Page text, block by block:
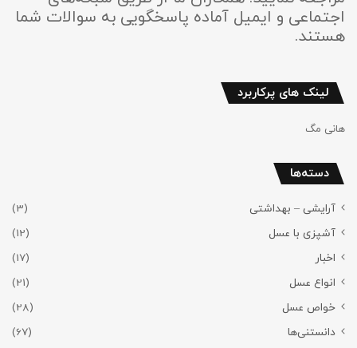
اجتماعی و ایمیل آماده پاسخگویی به سوالات شما
هستند.
لینک های پرکاربرد
هانی مگ
دسته‌ها
آرایشی – بهداشتی
(3)
آشپزی با عسل
(12)
اخبار
(17)
انواع عسل
(21)
خواص عسل
(28)
دانستنی‌ها
(67)